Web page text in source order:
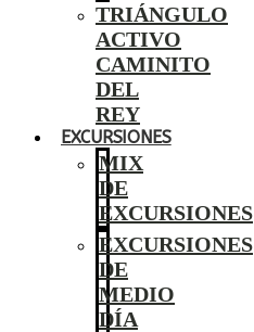
TRIÁNGULO
ACTIVO
CAMINITO
DEL
REY
EXCURSIONES
MIX
DE
EXCURSIONES
EXCURSIONES
DE
MEDIO
DÍA